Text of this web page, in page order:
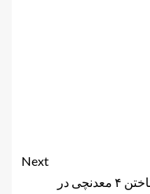
Next
جان باختن ۴ معدنچی در